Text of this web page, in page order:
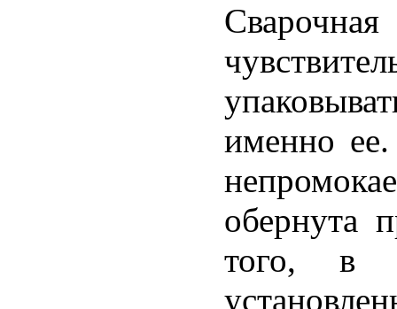
именно
обернута
того, в